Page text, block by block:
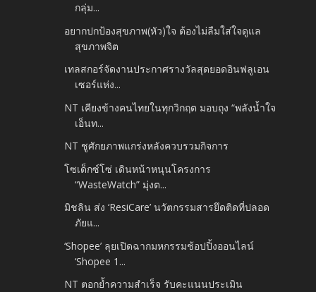
กลุ่ม...
อยากปกป้องสุขภาพ(หัว)ใจ ต้องไม่ลืมใส่ใจดูแล
สุขภาพจิต
เทลสกอร์จัดงานประกาศรางวัลสุดยอดอินฟลูเอน
เซอร์แห่ง...
NT เคียงข้างคนไทยในทุกวิกฤต มอบถุง “พลังน้ำใจ
เอ็นท...
NT ชูศักยภาพแกร่งหลังควบรวมกิจการ
โซเด็กซ์โซ่ เดินหน้าหนุนโครงการ
“WasteWatch” มุ่งต...
มิชลิน ส่ง ‘ResiCare’ นวัตกรรมสารยึดติดที่ปลอด
ภัยแ...
‘Shopee’ ลุยเปิดฉากมหกรรมช้อปปิ้งออนไลน์
‘Shopee 1...
NT ตอกย้ำความสำเร็จ รับคะแนนประเมิน